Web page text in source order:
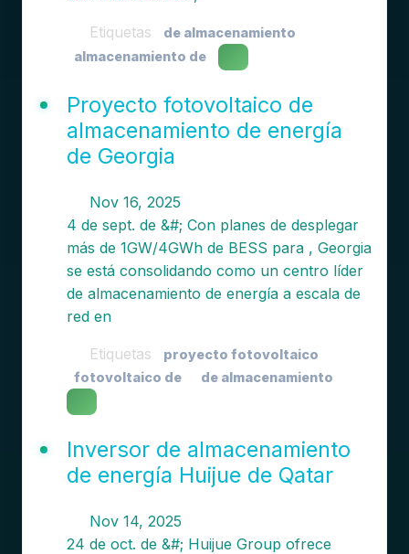
Etiquetas
de almacenamiento
almacenamiento de
Proyecto fotovoltaico de
almacenamiento de energía
de Georgia
Nov 16, 2025
4 de sept. de &#; Con planes de desplegar
más de 1GW/4GWh de BESS para , Georgia
se está consolidando como un centro líder
de almacenamiento de energía a escala de
red en
Etiquetas
proyecto fotovoltaico
fotovoltaico de
de almacenamiento
Inversor de almacenamiento
de energía Huijue de Qatar
Nov 14, 2025
24 de oct. de &#; Huijue Group ofrece